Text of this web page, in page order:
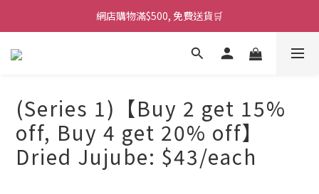
網店購物滿$500, 免費送貨🛒
(Series 1)【Buy 2 get 15%
off, Buy 4 get 20% off】
Dried Jujube: $43/each